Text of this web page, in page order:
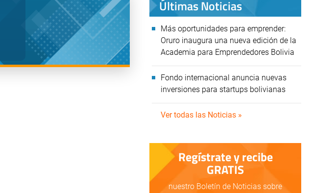
Últimas Noticias
Más oportunidades para emprender:
Oruro inaugura una nueva edición de la
Academia para Emprendedores Bolivia
Fondo internacional anuncia nuevas
inversiones para startups bolivianas
Ver todas las Noticias »
Regístrate y recibe
GRATIS
nuestro Boletín de Noticias sobre